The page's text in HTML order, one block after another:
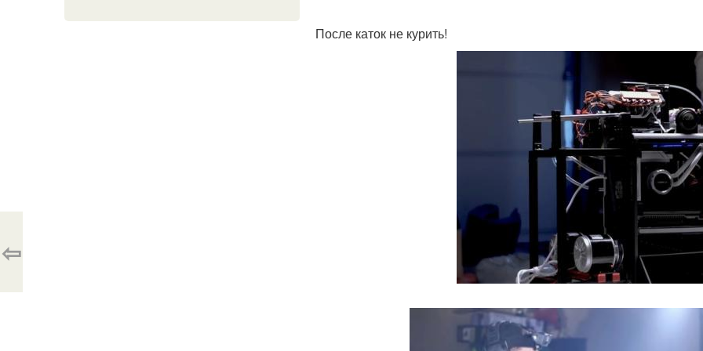
После каток не курить!
⇦